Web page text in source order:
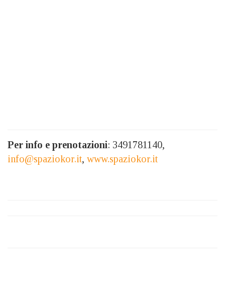
Per info e prenotazioni: 3491781140,
info@spaziokor.it, www.spaziokor.it